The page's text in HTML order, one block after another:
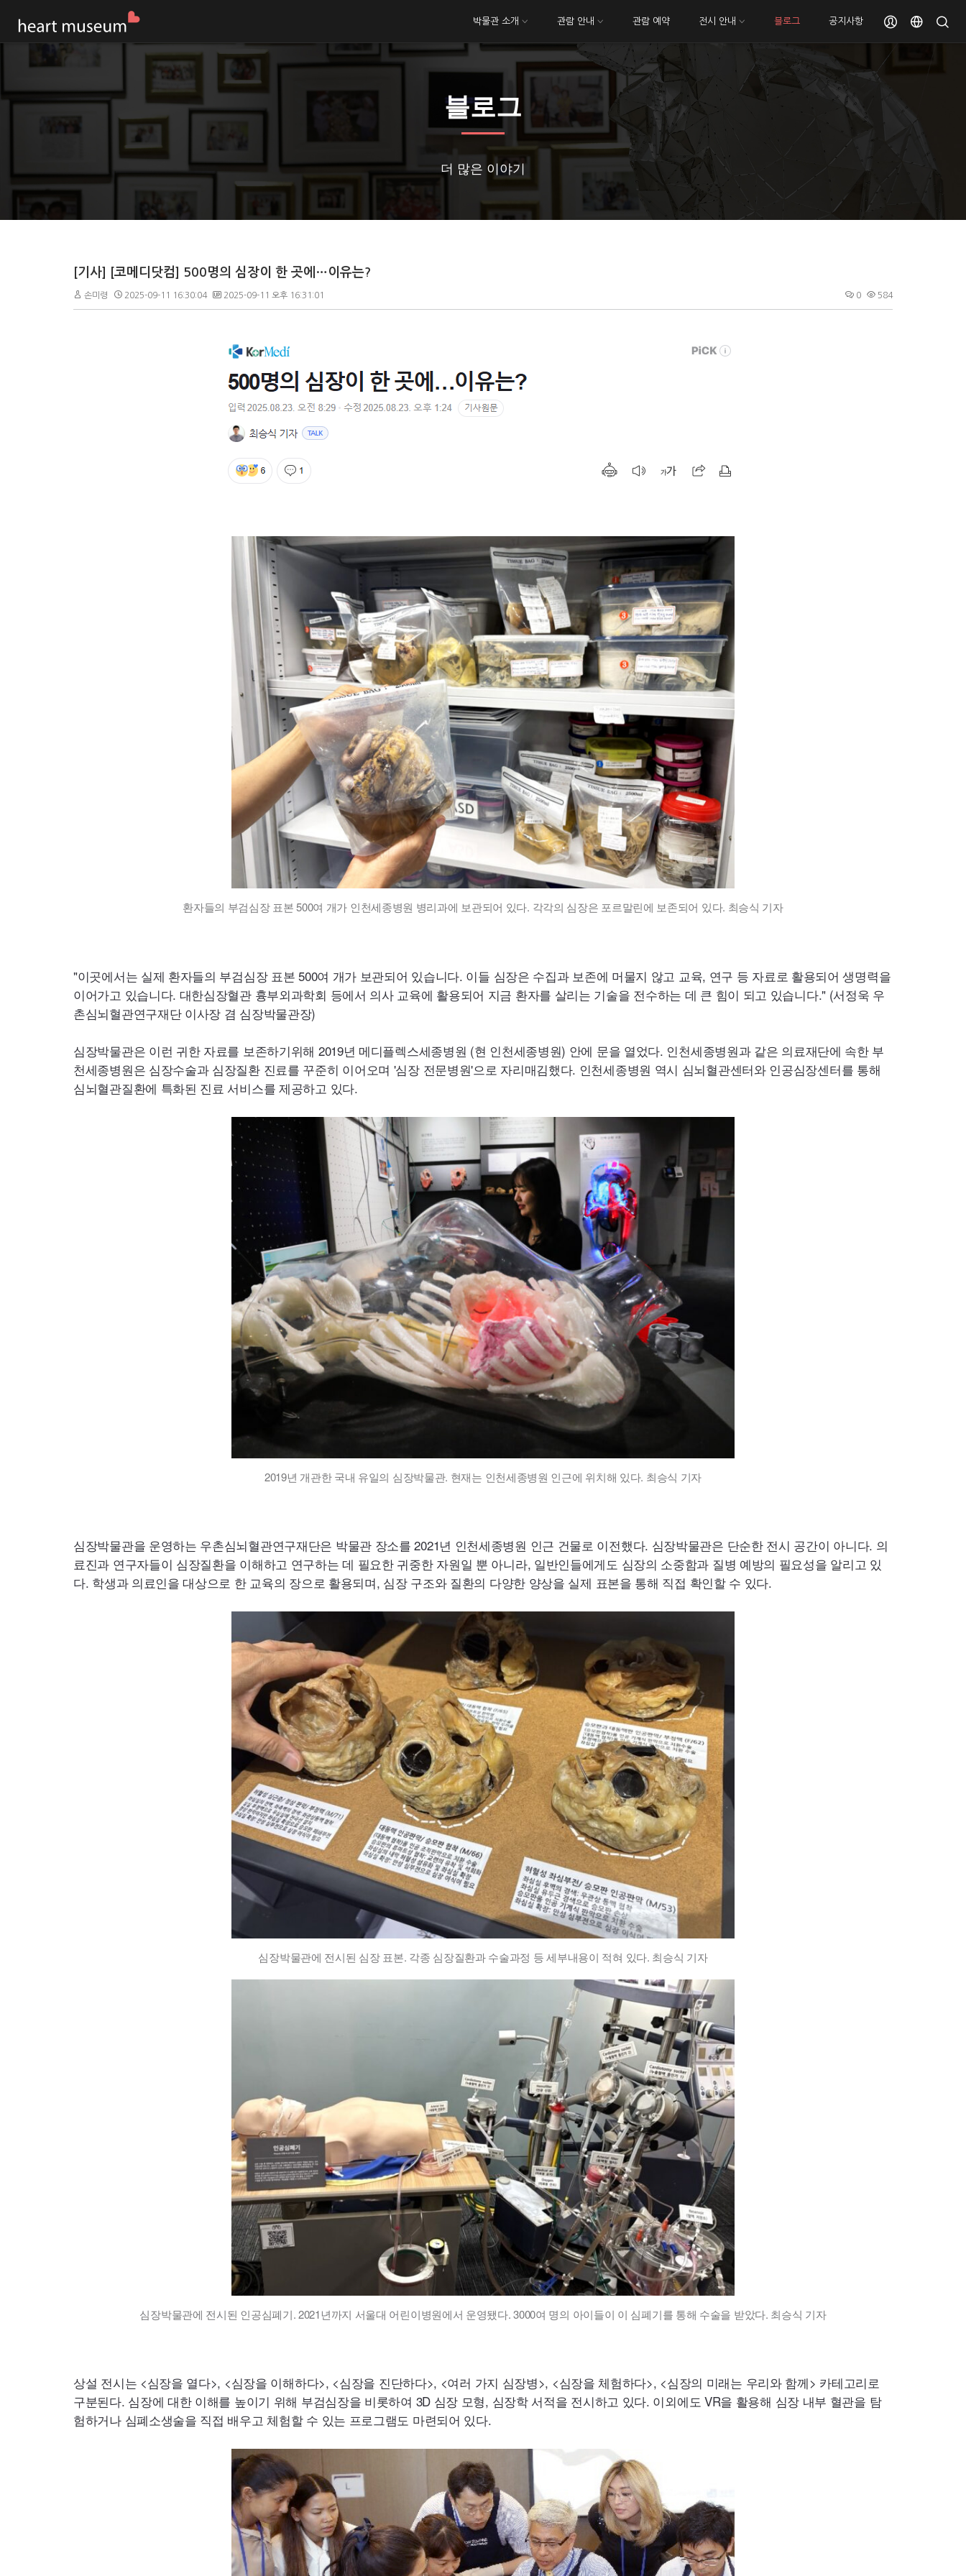
박물관 소개 관람 안내 관람 예약 전시 안내 블로그 공지사항
블로그
더 많은 이야기
[기사] [코메디닷컴] 500명의 심장이 한 곳에…이유는?
손미령 2025-09-11 16:30:04 2025-09-11 오후 16:31:01 0 584
환자들의 부검심장 표본 500여 개가 인천세종병원 병리과에 보관되어 있다. 각각의 심장은 포르말린에 보존되어 있다. 최승식 기자
"이곳에서는 실제 환자들의 부검심장 표본 500여 개가 보관되어 있습니다. 이들 심장은 수집과 보존에 머물지 않고 교육, 연구 등 자료로 활용되어 생명력을
이어가고 있습니다. 대한심장혈관 흉부외과학회 등에서 의사 교육에 활용되어 지금 환자를 살리는 기술을 전수하는 데 큰 힘이 되고 있습니다." (서정욱 우
촌심뇌혈관연구재단 이사장 겸 심장박물관장)
심장박물관은 이런 귀한 자료를 보존하기위해 2019년 메디플렉스세종병원 (현 인천세종병원) 안에 문을 열었다. 인천세종병원과 같은 의료재단에 속한 부
천세종병원은 심장수술과 심장질환 진료를 꾸준히 이어오며 '심장 전문병원'으로 자리매김했다. 인천세종병원 역시 심뇌혈관센터와 인공심장센터를 통해
심뇌혈관질환에 특화된 진료 서비스를 제공하고 있다.
2019년 개관한 국내 유일의 심장박물관. 현재는 인천세종병원 인근에 위치해 있다. 최승식 기자
심장박물관을 운영하는 우촌심뇌혈관연구재단은 박물관 장소를 2021년 인천세종병원 인근 건물로 이전했다. 심장박물관은 단순한 전시 공간이 아니다. 의
료진과 연구자들이 심장질환을 이해하고 연구하는 데 필요한 귀중한 자원일 뿐 아니라, 일반인들에게도 심장의 소중함과 질병 예방의 필요성을 알리고 있
다. 학생과 의료인을 대상으로 한 교육의 장으로 활용되며, 심장 구조와 질환의 다양한 양상을 실제 표본을 통해 직접 확인할 수 있다.
심장박물관에 전시된 심장 표본. 각종 심장질환과 수술과정 등 세부내용이 적혀 있다. 최승식 기자
심장박물관에 전시된 인공심폐기. 2021년까지 서울대 어린이병원에서 운영됐다. 3000여 명의 아이들이 이 심폐기를 통해 수술을 받았다. 최승식 기자
상설 전시는 <심장을 열다>, <심장을 이해하다>, <심장을 진단하다>, <여러 가지 심장병>, <심장을 체험하다>, <심장의 미래는 우리와 함께> 카테고리로
구분된다. 심장에 대한 이해를 높이기 위해 부검심장을 비롯하여 3D 심장 모형, 심장학 서적을 전시하고 있다. 이외에도 VR을 활용해 심장 내부 혈관을 탐
험하거나 심폐소생술을 직접 배우고 체험할 수 있는 프로그램도 마련되어 있다.